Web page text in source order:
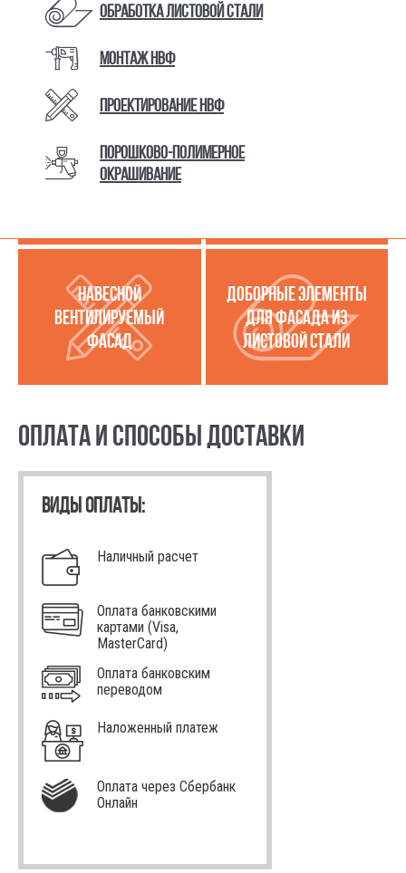
Обработка листовой стали
Монтаж НВФ
Проектирование НВФ
Порошково-полимерное
окрашивание
КАТАЛОГ ТОВАРОВ И УСЛУГ
УСЛУГИ ПО РАБОТЕ С
ЛИСТОВОЙ СТАЛЬЮ
МЕТАЛЛОКАССЕТЫ
НАВЕСНОЙ
ВЕНТИЛИРУЕМЫЙ
ФАСАД
ДОБОРНЫЕ ЭЛЕМЕНТЫ
ДЛЯ ФАСАДА ИЗ
ЛИСТОВОЙ СТАЛИ
ОПЛАТА И СПОСОБЫ ДОСТАВКИ
ВИДЫ ОПЛАТЫ:
Наличный расчет
Оплата банковскими
картами (Visa,
MasterCard)
Оплата банковским
переводом
Наложенный платеж
Оплата через Сбербанк
Онлайн